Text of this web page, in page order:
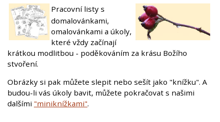
Pracovní listy s
domalovánkami,
omalovánkami a úkoly,
které vždy začínají
krátkou modlitbou - poděkováním za krásu Božího
stvoření.
Obrázky si pak můžete slepit nebo sešít jako "knížku". A
budou-li vás úkoly bavit, můžete pokračovat s našimi
dalšími "miniknížkami".